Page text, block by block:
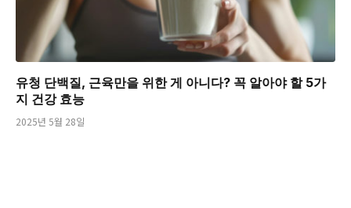
유청 단백질, 근육만을 위한 게 아니다? 꼭 알아야 할 5가
지 건강 효능
2025년 5월 28일